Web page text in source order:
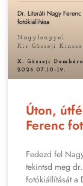
Úton,
Ferenc
Fedezd fel
tekintsd meg
fotókiállítását a